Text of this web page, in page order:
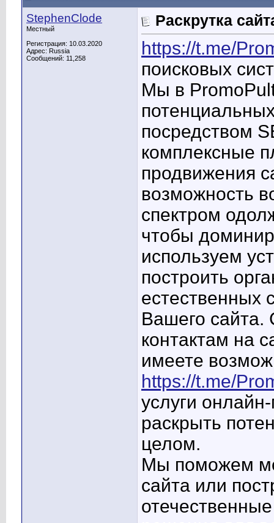
StephenClode
Местный
Регистрация: 10.03.2020
Адрес: Russia
Сообщений: 11,258
Раскрутка
https://t.me/
поисковых
Мы в
посредством
комплексные
продвижения
возможность
спектром
чтобы
используем
построить
естественных
Вашего сайта.
контактам на
имеете
https://t.me/
услуги
раскрыть
целом.
Мы поможем
сайта или